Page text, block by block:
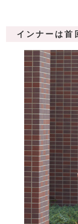
インナーは首